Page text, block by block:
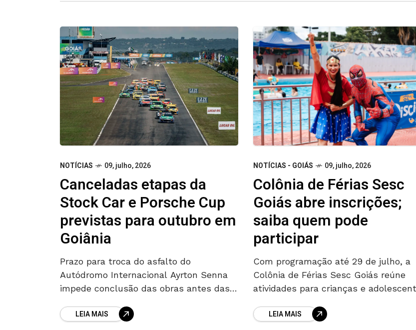
NOTÍCIAS 09, julho, 2026
Canceladas etapas da
Stock Car e Porsche Cup
previstas para outubro em
Goiânia
Prazo para troca do asfalto do
Autódromo Internacional Ayrton Senna
impede conclusão das obras antes das
Porsche Cup previstas para outubro em
LEIA MAIS
NOTÍCIAS - GOIÁS 09, julho, 2026
Colônia de Férias Sesc
Goiás abre inscrições;
saiba quem pode
participar
Com programação até 29 de julho, a
Colônia de Férias Sesc Goiás reúne
atividades para crianças e
inscrições para a Colônia de Férias
LEIA MAIS